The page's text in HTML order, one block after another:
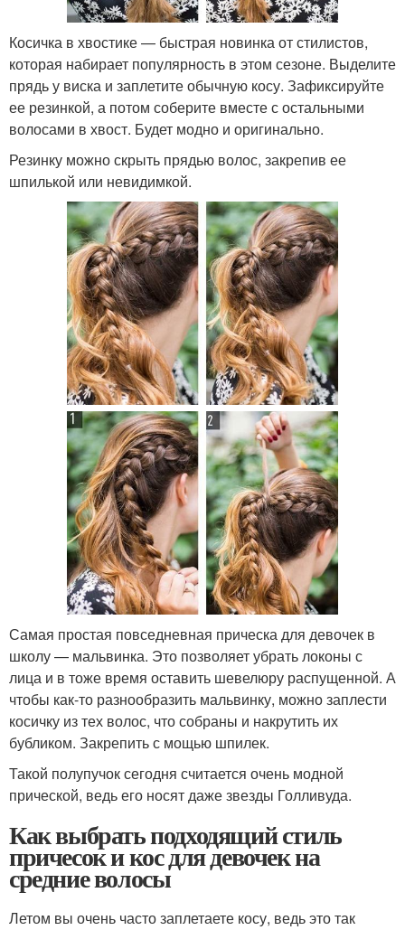
Косичка в хвостике — быстрая новинка от стилистов,
которая набирает популярность в этом сезоне. Выделите
прядь у виска и заплетите обычную косу. Зафиксируйте
ее резинкой, а потом соберите вместе с остальными
волосами в хвост. Будет модно и оригинально.
Резинку можно скрыть прядью волос, закрепив ее
шпилькой или невидимкой.
Самая простая повседневная прическа для девочек в
школу — мальвинка. Это позволяет убрать локоны с
лица и в тоже время оставить шевелюру распущенной. А
чтобы как-то разнообразить мальвинку, можно заплести
косичку из тех волос, что собраны и накрутить их
бубликом. Закрепить с мощью шпилек.
Такой полупучок сегодня считается очень модной
прической, ведь его носят даже звезды Голливуда.
Как выбрать подходящий стиль
причесок и кос для девочек на
средние волосы
Летом вы очень часто заплетаете косу, ведь это так